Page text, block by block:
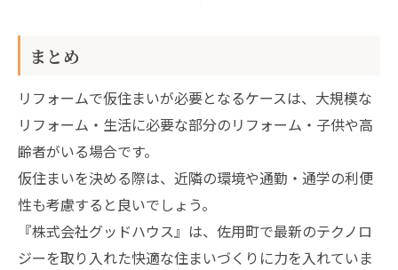
まとめ
リフォームで仮住まいが必要となるケースは、大規模な
リフォーム・生活に必要な部分のリフォーム・子供や高
齢者がいる場合です。
仮住まいを決める際は、近隣の環境や通勤・通学の利便
性も考慮すると良いでしょう。
『株式会社グッドハウス』は、佐用町で最新のテクノロ
ジーを取り入れた快適な住まいづくりに力を入れていま